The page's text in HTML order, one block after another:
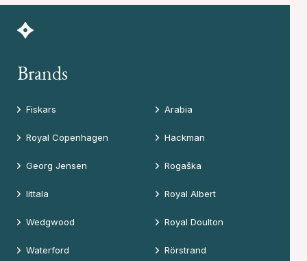
Brands
Fiskars
Royal Copenhagen
Georg Jensen
Iittala
Wedgwood
Waterford
Arabia
Hackman
Rogaška
Royal Albert
Royal Doulton
Rörstrand